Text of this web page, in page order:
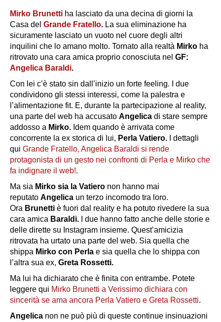
Mirko Brunetti ha lasciato da una decina di giorni la
Casa del Grande Fratello. La sua eliminazione ha
sicuramente lasciato un vuoto nel cuore degli altri
inquilini che lo amano molto. Tornato alla realtà Mirko ha
ritrovato una cara amica proprio conosciuta nel GF:
Angelica Baraldi.
Con lei c’è stato sin dall’inizio un forte feeling. I due
condividono gli stessi interessi, come la palestra e
l’alimentazione fit. E, durante la partecipazione al reality,
una parte del web ha accusato Angelica di stare sempre
addosso a Mirko. Idem quando è arrivata come
concorrente la ex storica di lui, Perla Vatiero.
I dettagli
qui Grande Fratello, Angelica Baraldi si rende
protagonista di un gesto nei confronti di Perla e Mirko che
fa indignare il web!.
Ma sia Mirko sia la Vatiero non hanno mai
reputato Angelica un terzo incomodo tra loro.
Ora Brunetti è fuori dal reality e ha potuto rivedere la sua
cara amica Baraldi.
I due hanno fatto anche delle storie e
delle dirette su Instagram insieme. Quest’amicizia
ritrovata ha urtato una parte del web. Sia quella che
shippa Mirko con Perla e sia quella che lo shippa con
l’altra sua ex, Greta Rossetti.
Ma lui ha dichiarato che è finita con entrambe. Potete
leggere qui Mirko Brunetti a Verissimo dichiara con
sincerità se ama ancora Perla Vatiero e Greta Rossetti.
Angelica non ne può più di queste continue insinuazioni